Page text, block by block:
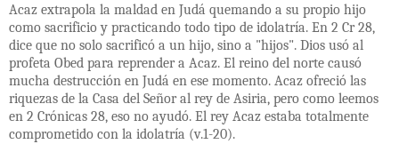
Acaz extrapola la maldad en Judá quemando a su propio hijo
como sacrificio y practicando todo tipo de idolatría. En 2 Cr 28,
dice que no solo sacrificó a un hijo, sino a "hijos". Dios usó al
profeta Obed para reprender a Acaz. El reino del norte causó
mucha destrucción en Judá en ese momento. Acaz ofreció las
riquezas de la Casa del Señor al rey de Asiria, pero como leemos
en 2 Crónicas 28, eso no ayudó. El rey Acaz estaba totalmente
comprometido con la idolatría (v.1-20).